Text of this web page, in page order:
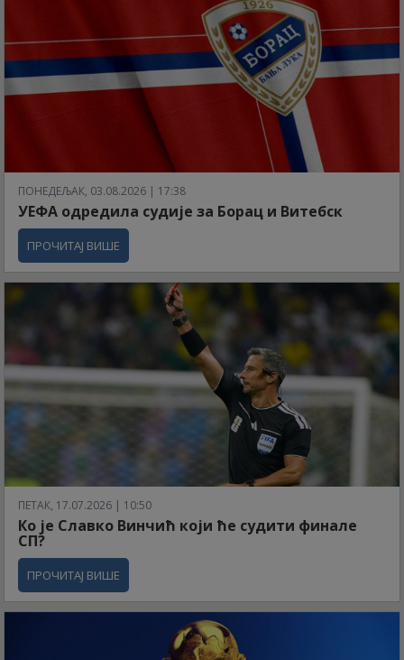
ПОНЕДЕЉАК, 03.08.2026 | 17:38
УЕФА одредила судије за Борац и Витебск
ПРОЧИТАЈ ВИШЕ
ПЕТАК, 17.07.2026 | 10:50
Ко је Славко Винчић који ће судити финале
СП?
ПРОЧИТАЈ ВИШЕ